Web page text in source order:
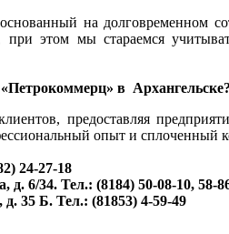
на долговременном
этом мы стараемся
в Архангельске?
предоставляя
опыт и сплоченный
24-27-18
6/34. Тел.: (8184) 50-08-10, 58-
35 Б. Тел.: (81853) 4-59-49